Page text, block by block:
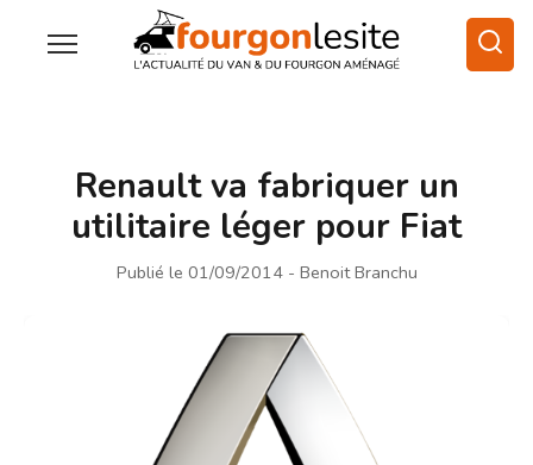
Renault va fabriquer un
utilitaire léger pour Fiat
Publié le 01/09/2014 - Benoit Branchu